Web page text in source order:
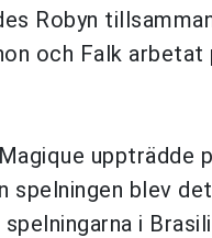
Robyn
och Falk
uppträdde
spelningen blev
i